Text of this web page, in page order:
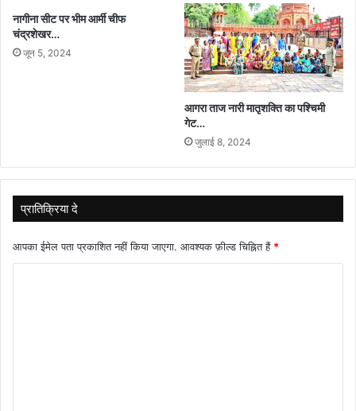
नागीना सीट पर भीम आर्मी चीफ
चंद्रशेखर…
जून 5, 2024
आगरा ताज नारी मातृशक्ति का पश्चिमी
गेट…
जुलाई 8, 2024
प्रातिक्रिया दे
आपका ईमेल पता प्रकाशित नहीं किया जाएगा. आवश्यक फ़ील्ड चिह्नित हैं *